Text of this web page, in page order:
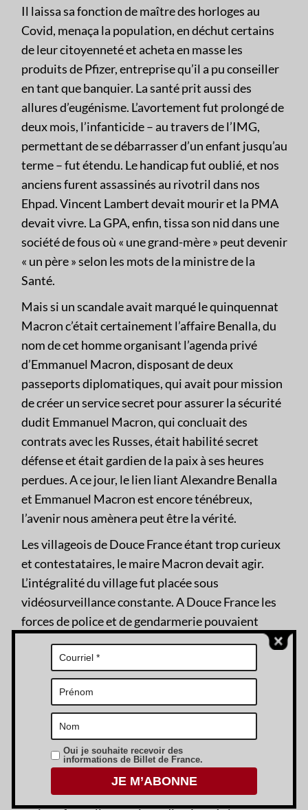
Il laissa sa fonction de maître des horloges au
Covid, menaça la population, en déchut certains
de leur citoyenneté et acheta en masse les
produits de Pfizer, entreprise qu’il a pu conseiller
en tant que banquier. La santé prit aussi des
allures d’eugénisme. L’avortement fut prolongé de
deux mois, l’infanticide – au travers de l’IMG,
permettant de se débarrasser d’un enfant jusqu’au
terme – fut étendu. Le handicap fut oublié, et nos
anciens furent assassinés au rivotril dans nos
Ehpad. Vincent Lambert devait mourir et la PMA
devait vivre. La GPA, enfin, tissa son nid dans une
société de fous où « une grand-mère » peut devenir
« un père » selon les mots de la ministre de la
Santé.
Mais si un scandale avait marqué le quinquennat
Macron c’était certainement l’affaire Benalla, du
nom de cet homme organisant l’agenda privé
d’Emmanuel Macron, disposant de deux
passeports diplomatiques, qui avait pour mission
de créer un service secret pour assurer la sécurité
dudit Emmanuel Macron, qui concluait des
contrats avec les Russes, était habilité secret
défense et était gardien de la paix à ses heures
perdues. A ce jour, le lien liant Alexandre Benalla
et Emmanuel Macron est encore ténébreux,
l’avenir nous amènera peut être la vérité.
Les villageois de Douce France étant trop curieux
et contestataires, le maire Macron devait agir.
L’intégralité du village fut placée sous
vidéosurveillance constante. A Douce France les
forces de police et de gendarmerie pouvaient
depuis une autorisation du Conseil d’État vous
ficher politiquement, religieusement,
syndicalement et philosophiquement afin de
protéger la population contre elle-même. Dans la
même optique, la loi anticasseurs a permis à
Emmanuel Macron de vous interdire de
manifester, et la loi renseignement de fouiller
dans tout votre passif numérique à l’envi.
L’obligation vaccinale fut imposée et l’école à la
Oui je souhaite recevoir des
informations de Billet de France.